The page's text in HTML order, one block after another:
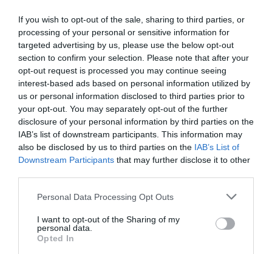
If you wish to opt-out of the sale, sharing to third parties, or
processing of your personal or sensitive information for
targeted advertising by us, please use the below opt-out
section to confirm your selection. Please note that after your
opt-out request is processed you may continue seeing
interest-based ads based on personal information utilized by
us or personal information disclosed to third parties prior to
your opt-out. You may separately opt-out of the further
disclosure of your personal information by third parties on the
IAB’s list of downstream participants. This information may
also be disclosed by us to third parties on the IAB’s List of
Downstream Participants that may further disclose it to other
Personal Data Processing Opt Outs
I want to opt-out of the Sharing of my
personal data.
Opted In
trabajo en economía de plataformas en cuanto a
número de contratos laborales y que un 17% de
las personas en edad de trabajar realizan
actividades por medio de plataformas digitales
como mínimo una vez por semana y para un 9,4%,
la mayoría mujeres, ha sido su renta básica y
única fuente de ingresos.
"España es la primera
potencia europea en
número de contratos
laborales en plataformas"